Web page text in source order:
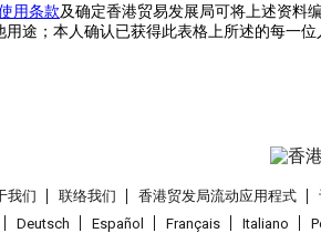
用条款及确定香港贸易发展局可将上述资料
用途；本人确认已获得此表格上所述的每一
我们 联络我们 香港贸发局流动应用程式
Deutsch Español Français Italiano